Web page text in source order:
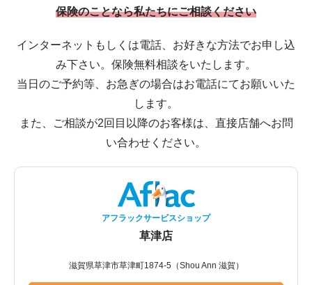
保険のことなら私たちにご相談ください
インターネットもしくは電話、お好きな方法でお申し込
み下さい。保険無料相談をいたします。
当日のご予約等、お急ぎの場合はお電話にてお願いいた
します。
また、ご相談が2回目以降のお客様は、直接店舗へお問
い合わせください。
アフラックサービスショップ
草津店
滋賀県草津市草津町1874-5（Shou Ann 滋賀）